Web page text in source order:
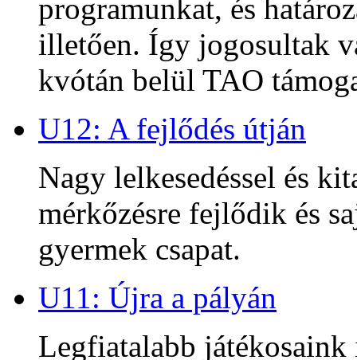
programunkat, és
illetően. Így jogosultak
kvótán belül TAO
U12: A fejlődés útján
Nagy lelkesedéssel és
mérkőzésre fejlődik és
gyermek csapat.
U11: Újra a pályán
Legfiatalabb